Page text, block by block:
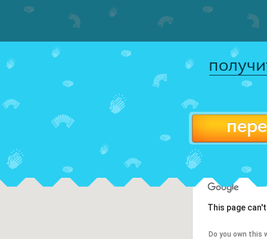
This page
Do you own this